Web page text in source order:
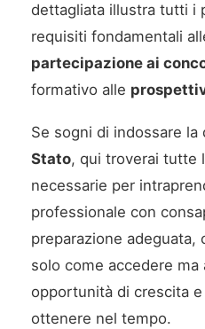
dettagliata illustra tutti i
requisiti fondamentali
partecipazione ai
formativo alle
Se sogni di indossare la
Stato, qui troverai tutte
necessarie per
professionale con
preparazione adeguata,
solo come accedere ma
opportunità di crescita
ottenere nel tempo.